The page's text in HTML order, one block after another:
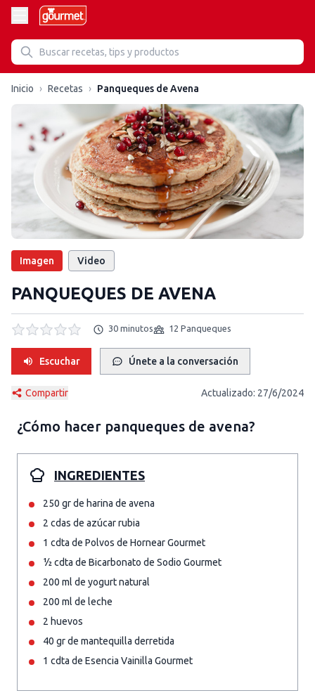
Inicio › Recetas › Panqueques de Avena
Imagen Video
PANQUEQUES DE AVENA
30 minutos 12 Panqueques
Escuchar Únete a la conversación
Compartir Actualizado: 27/6/2024
¿Cómo hacer panqueques de avena?
INGREDIENTES
250 gr de harina de avena
2 cdas de azúcar rubia
1 cdta de Polvos de Hornear Gourmet
½ cdta de Bicarbonato de Sodio Gourmet
200 ml de yogurt natural
200 ml de leche
2 huevos
40 gr de mantequilla derretida
1 cdta de Esencia Vainilla Gourmet